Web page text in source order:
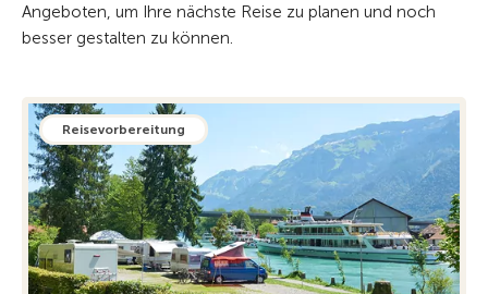
Angeboten, um Ihre nächste Reise zu planen und noch
besser gestalten zu können.
Reisevorbereitung